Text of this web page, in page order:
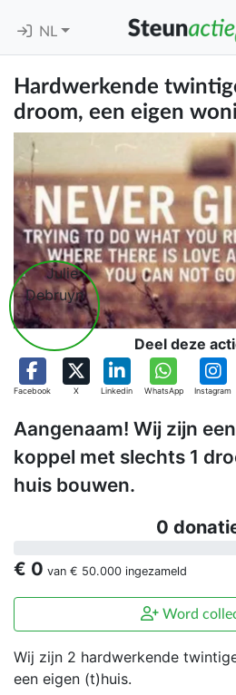
NL
Hardwerkende
droom, een eigen
Deel deze
Facebook X Linkedin WhatsApp Instagram
Aangenaam! Wij zijn
koppel met slechts 1
huis bouwen.
0
€ 0 van € 50.000 ingezameld
Word
Wij zijn 2 hardwerkende
een eigen (t)huis.